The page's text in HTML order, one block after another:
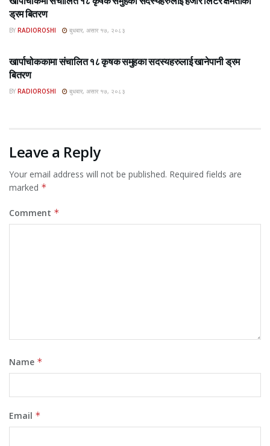
ड्रम बितरण
BY RADIOROSHI बुधबार, असार १७, २०८३
खार्पाचोककामा संचालित १८ कृषक समुहका सदस्यहरुलाई खानेपानी ड्रम
बितरण
BY RADIOROSHI बुधबार, असार १७, २०८३
Leave a Reply
Your email address will not be published. Required fields are
marked *
Comment *
Name *
Email *